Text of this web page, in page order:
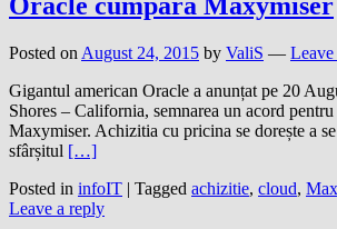
Posted on August 24, 2015 by ValiS —
Gigantul american Oracle a anunțat pe 20
Shores – California, semnarea un acord
Maxymiser. Achizitia cu pricina se dorește a
sfârșitul […]
Posted in infoIT | Tagged achizitie, cloud,
Leave a reply